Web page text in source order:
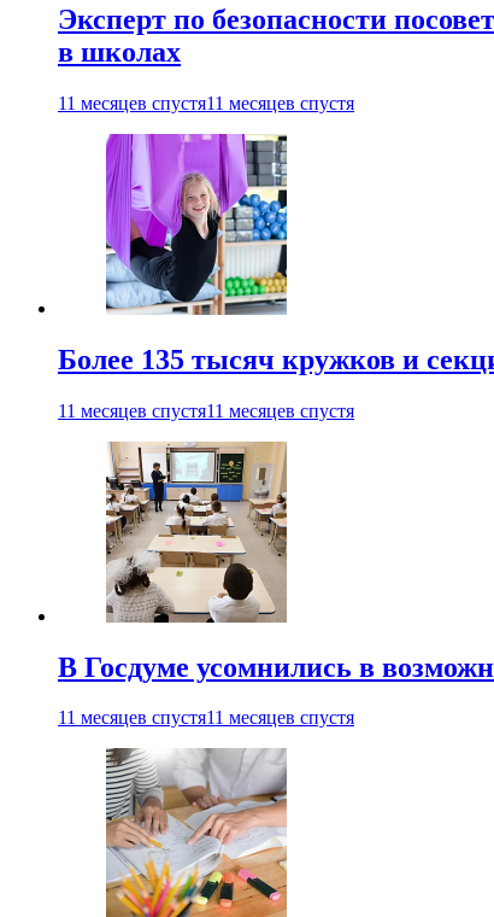
Эксперт по безопасности
в школах
11 месяцев спустя11 месяцев спустя
Более 135 тысяч кружков и
11 месяцев спустя11 месяцев спустя
В Госдуме усомнились в
11 месяцев спустя11 месяцев спустя